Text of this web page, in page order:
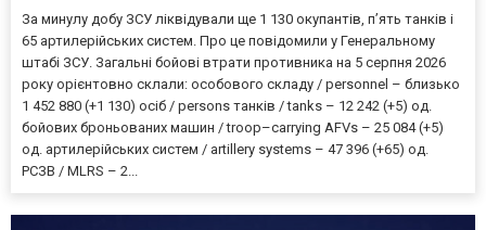
За минулу добу ЗСУ ліквідували ще 1 130 окупантів, пʼять танків і
65 артилерійських систем. Про це повідомили у Генеральному
штабі ЗСУ. Загальні бойові втрати противника на 5 серпня 2026
року орієнтовно склали: особового складу / personnel – близько
1 452 880 (+1 130) осіб / persons танків / tanks – 12 242 (+5) од.
бойових броньованих машин / troop–carrying AFVs – 25 084 (+5)
од. артилерійських систем / artillery systems – 47 396 (+65) од.
РСЗВ / MLRS – 2...